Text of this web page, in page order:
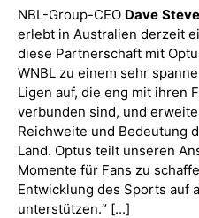
NBL-Group-CEO Dave
erlebt in Australien derzeit
diese Partnerschaft mit
WNBL zu einem sehr
Ligen auf, die eng mit ihren
verbunden sind, und
Reichweite und Bedeutung
Land. Optus teilt unseren
Momente für Fans zu
Entwicklung des Sports auf
unterstützen.“ [...]